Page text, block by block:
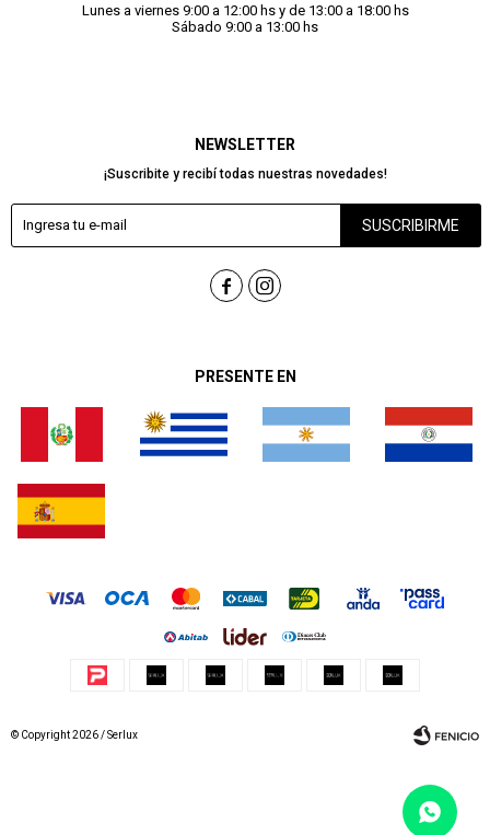
PRESENTE EN
NEWSLETTER
¡Suscribite y recibí todas nuestras novedades!
SUSCRIBIRME
 
Lunes a viernes 9:00 a 12:00 hs y de 13:00 a 18:00 hs
Sábado 9:00 a 13:00 hs
© Copyright 2026 / Serlux